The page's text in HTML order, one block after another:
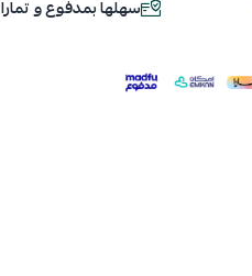
سهلها بمدفوع و تمارا